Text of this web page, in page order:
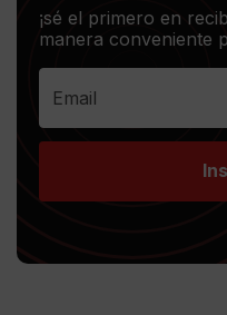
¡sé el primero en
manera conveniente